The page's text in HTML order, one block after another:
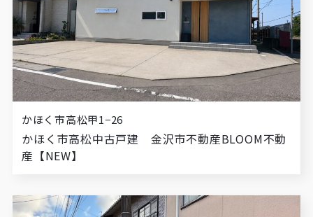
かほく市高松甲1−26
かほく市高松中古戸建 金沢市不動産BLOOM不動
産【NEW】